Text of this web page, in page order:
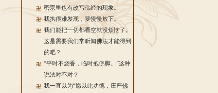
密宗里也有改写佛经的现象。
我执很难发现，要慢慢放下。
我们能把一切都看空就没烦恼了。
这是需要我们常听闻佛法才能得到
的吧？
“平时不烧香，临时抱佛脚。”这种
说法对不对？
我一直以为“愿以此功德，庄严佛